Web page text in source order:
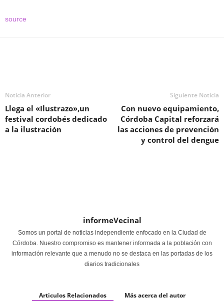
source
Noticia Anterior
Llega el «Ilustrazo»,un
festival cordobés dedicado
a la ilustración
Siguiente Noticia
Con nuevo equipamiento,
Córdoba Capital reforzará
las acciones de prevención
y control del dengue
informeVecinal
Somos un portal de noticias independiente enfocado en la Ciudad de
Córdoba. Nuestro compromiso es mantener informada a la población con
información relevante que a menudo no se destaca en las portadas de los
diarios tradicionales
Articulos Relacionados Más acerca del autor